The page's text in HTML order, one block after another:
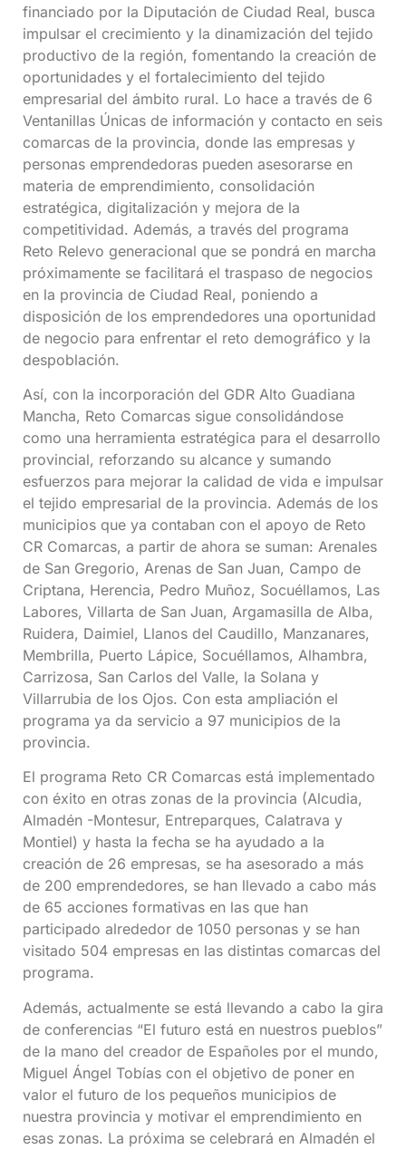
financiado por la Diputación de Ciudad Real, busca
impulsar el crecimiento y la dinamización del tejido
productivo de la región, fomentando la creación de
oportunidades y el fortalecimiento del tejido
empresarial del ámbito rural. Lo hace a través de 6
Ventanillas Únicas de información y contacto en seis
comarcas de la provincia, donde las empresas y
personas emprendedoras pueden asesorarse en
materia de emprendimiento, consolidación
estratégica, digitalización y mejora de la
competitividad. Además, a través del programa
Reto Relevo generacional que se pondrá en marcha
próximamente se facilitará el traspaso de negocios
en la provincia de Ciudad Real, poniendo a
disposición de los emprendedores una oportunidad
de negocio para enfrentar el reto demográfico y la
despoblación.
Así, con la incorporación del GDR Alto Guadiana
Mancha, Reto Comarcas sigue consolidándose
como una herramienta estratégica para el desarrollo
provincial, reforzando su alcance y sumando
esfuerzos para mejorar la calidad de vida e impulsar
el tejido empresarial de la provincia. Además de los
municipios que ya contaban con el apoyo de Reto
CR Comarcas, a partir de ahora se suman: Arenales
de San Gregorio, Arenas de San Juan, Campo de
Criptana, Herencia, Pedro Muñoz, Socuéllamos, Las
Labores, Villarta de San Juan, Argamasilla de Alba,
Ruidera, Daimiel, Llanos del Caudillo, Manzanares,
Membrilla, Puerto Lápice, Socuéllamos, Alhambra,
Carrizosa, San Carlos del Valle, la Solana y
Villarrubia de los Ojos. Con esta ampliación el
programa ya da servicio a 97 municipios de la
provincia.
El programa Reto CR Comarcas está implementado
con éxito en otras zonas de la provincia (Alcudia,
Almadén -Montesur, Entreparques, Calatrava y
Montiel) y hasta la fecha se ha ayudado a la
creación de 26 empresas, se ha asesorado a más
de 200 emprendedores, se han llevado a cabo más
de 65 acciones formativas en las que han
participado alrededor de 1050 personas y se han
visitado 504 empresas en las distintas comarcas del
programa.
Además, actualmente se está llevando a cabo la gira
de conferencias “El futuro está en nuestros pueblos”
de la mano del creador de Españoles por el mundo,
Miguel Ángel Tobías con el objetivo de poner en
valor el futuro de los pequeños municipios de
nuestra provincia y motivar el emprendimiento en
esas zonas. La próxima se celebrará en Almadén el